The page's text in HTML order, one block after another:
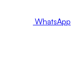
WhatsApp